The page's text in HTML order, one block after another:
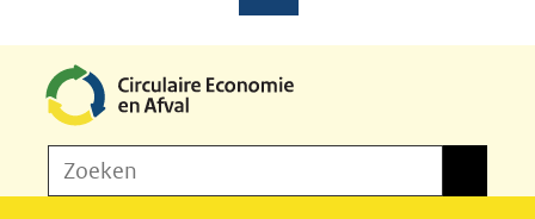
worden
toegestaan
geweigerd.
o
Zoeken